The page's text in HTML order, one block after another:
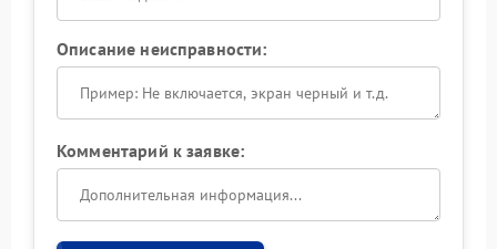
Описание неисправности:
Комментарий к заявке: